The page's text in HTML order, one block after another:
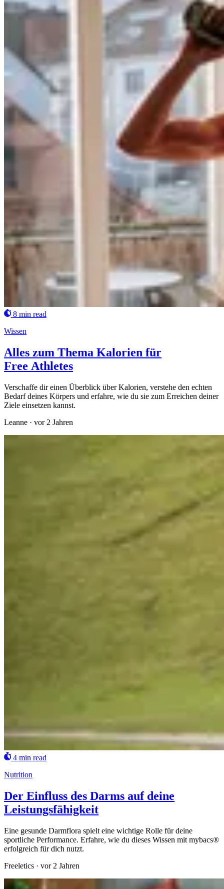
8 min read
Wissen
Alles zum Thema Kalorien für
Free Athletes
Verschaffe dir einen Überblick über Kalorien, verstehe den echten
Bedarf deines Körpers und erfahre, wie du sie zum Erreichen deiner
Ziele einsetzen kannst.
Leanne · vor 2 Jahren
4 min read
Nutrition
Der Einfluss des Darms auf deine
Leistungsfähigkeit
Eine gesunde Darmflora spielt eine wichtige Rolle für deine
sportliche Performance. Erfahre, wie du dieses Wissen mit mybacs®
erfolgreich für dich nutzt.
Freeletics · vor 2 Jahren